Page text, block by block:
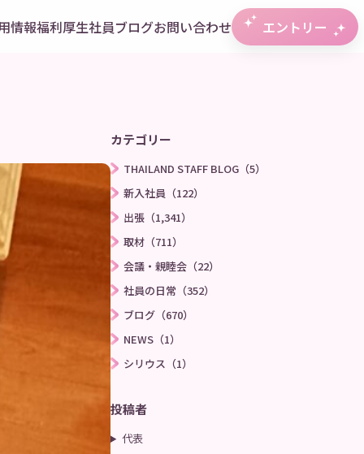
情報福利厚生社員ブログお問い合わせ エントリー
カテゴリー
THAILAND STAFF BLOG（5）
新入社員（122）
出張（1,341）
取材（711）
会議・親睦会（22）
社員の日常（352）
ブログ（670）
NEWS（1）
シリウス（1）
投稿者
代表